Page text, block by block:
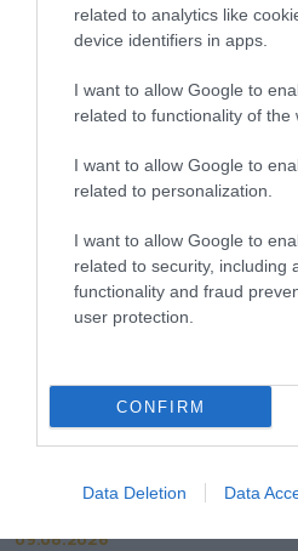
related to analytics like
device identifiers in apps.
I want to allow Google to
related to functionality of the
I want to allow Google to
related to personalization.
I want to allow Google to
related to security, including
functionality and fraud
user protection.
CONFIRM
Data Deletion Data
10.08.2026
Συνταγή: Πώς θα
κεφαλονίτικη
09.08.2026